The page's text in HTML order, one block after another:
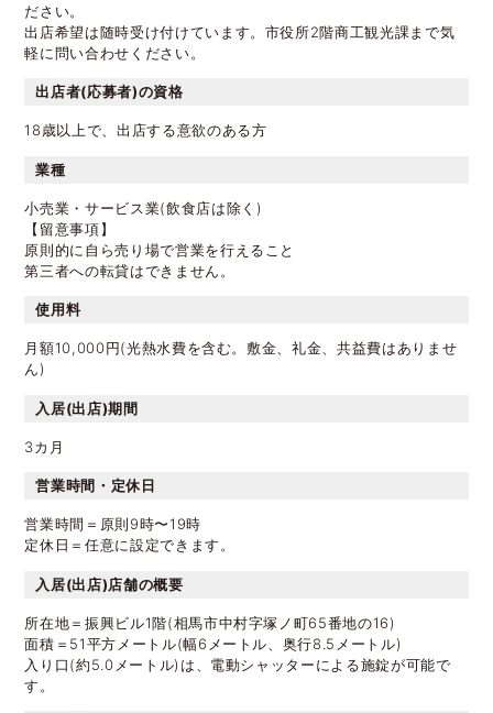
ださい。
出店希望は随時受け付けています。市役所2階商工観光課まで気
軽に問い合わせください。
出店者(応募者)の資格
18歳以上で、出店する意欲のある方
業種
小売業・サービス業(飲食店は除く)
【留意事項】
原則的に自ら売り場で営業を行えること
第三者への転貸はできません。
使用料
月額10,000円(光熱水費を含む。敷金、礼金、共益費はありませ
ん)
入居(出店)期間
3カ月
営業時間・定休日
営業時間＝原則9時〜19時
定休日＝任意に設定できます。
入居(出店)店舗の概要
所在地＝振興ビル1階(相馬市中村字塚ノ町65番地の16)
面積＝51平方メートル(幅6メートル、奥行8.5メートル)
入り口(約5.0メートル)は、電動シャッターによる施錠が可能で
す。